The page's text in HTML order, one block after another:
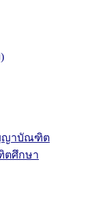
ญาบัณฑิต
ตศึกษา